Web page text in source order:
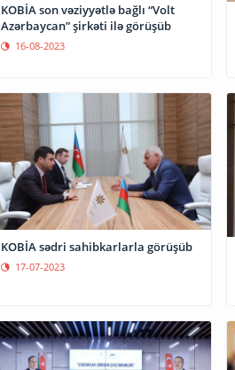
KOBİA son vəziyyətlə bağlı “Volt
Azərbaycan” şirkəti ilə görüşüb
16-08-2023
KOBİA sədri sahibkarlarla görüşüb
17-07-2023